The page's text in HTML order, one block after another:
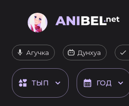
Агучка Дунхуа
ТЫП ГОД